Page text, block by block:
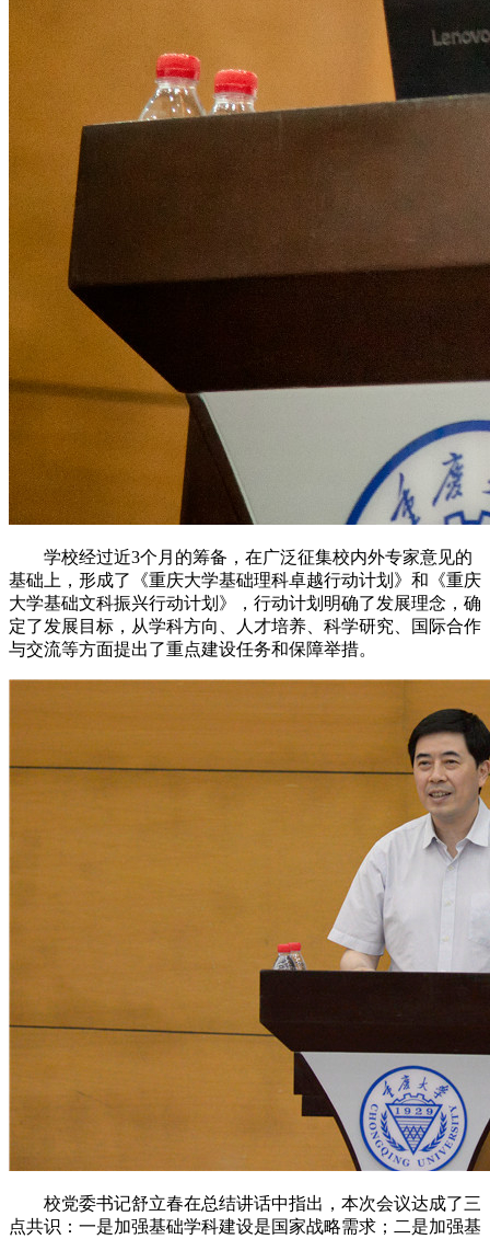
学校经过近3个月的筹备，在广泛征集校内外专家意见的
基础上，形成了《重庆大学基础理科卓越行动计划》和《重庆
大学基础文科振兴行动计划》，行动计划明确了发展理念，确
定了发展目标，从学科方向、人才培养、科学研究、国际合作
与交流等方面提出了重点建设任务和保障举措。
校党委书记舒立春在总结讲话中指出，本次会议达成了三
点共识：一是加强基础学科建设是国家战略需求；二是加强基